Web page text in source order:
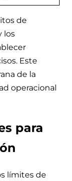
de
los
Este
de la
operacional
para
límites de